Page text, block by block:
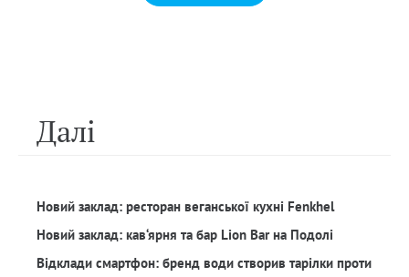
Далi
Новий заклад: ресторан веганської кухні Fenkhel
Новий заклад: кав‘ярня та бар Lion Bar на Подолі
Відклади смартфон: бренд води створив тарілки проти